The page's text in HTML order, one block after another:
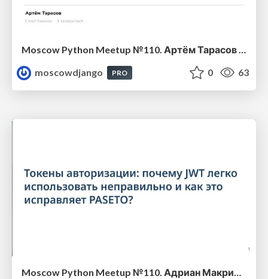
moscowdjango
PRO 0 63
Moscow Python Meetup №110. Адриан Макриденко (ГК Астра Линукс, разработчик серверной части). Токены авторизации: почему JWT легко использовать неправильно и как это исправляет PASETO?